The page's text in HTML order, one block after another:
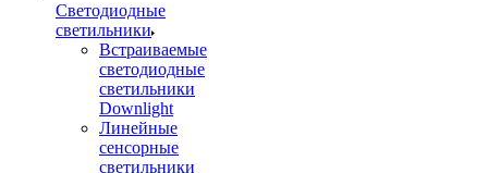
Светодиодные
светильники
Встраиваемые
светодиодные
светильники
Downlight
Линейные
сенсорные
светильники